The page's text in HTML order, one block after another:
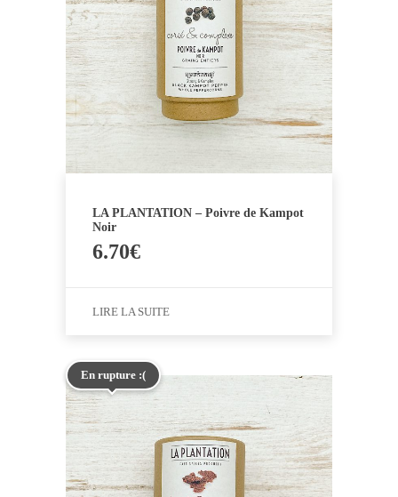
LA PLANTATION – Poivre de Kampot
Noir
6.70€
LIRE LA SUITE
En rupture :(